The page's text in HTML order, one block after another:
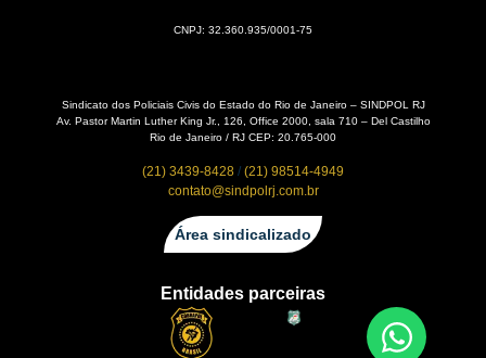
CNPJ: 32.360.935/0001-75
Sindicato dos Policiais Civis do Estado do Rio de Janeiro – SINDPOL RJ
Av. Pastor Martin Luther King Jr., 126, Office 2000, sala 710 – Del Castilho
Rio de Janeiro / RJ CEP: 20.765-000
(21) 3439-8428 / (21) 98514-4949
contato@sindpolrj.com.br
Área sindicalizado
Entidades parceiras